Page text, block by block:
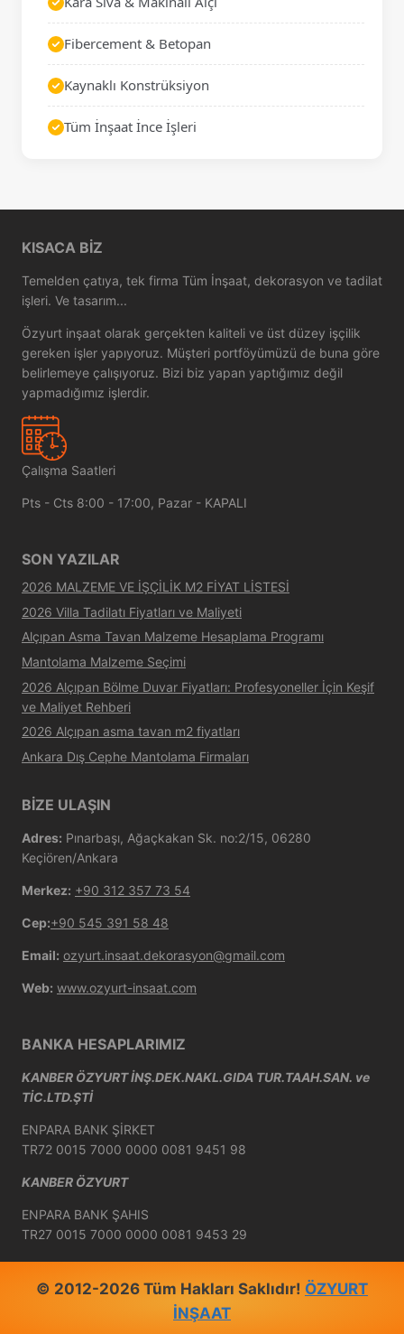
Fibercement & Betopan
Kaynaklı Konstrüksiyon
Tüm İnşaat İnce İşleri
KISACA BIZ
Temelden çatıya, tek firma Tüm İnşaat, dekorasyon ve tadilat
işleri. Ve tasarım...
Özyurt inşaat olarak gerçekten kaliteli ve üst düzey işçilik
gereken işler yapıyoruz. Müşteri portföyümüzü de buna göre
belirlemeye çalışıyoruz. Bizi biz yapan yaptığımız değil
yapmadığımız işlerdir.
Çalışma Saatleri
Pts - Cts 8:00 - 17:00, Pazar - KAPALI
SON YAZILAR
2026 MALZEME VE İŞÇİLİK M2 FİYAT LİSTESİ
2026 Villa Tadilatı Fiyatları ve Maliyeti
Alçıpan Asma Tavan Malzeme Hesaplama Programı
Mantolama Malzeme Seçimi
2026 Alçıpan Bölme Duvar Fiyatları: Profesyoneller İçin Keşif
ve Maliyet Rehberi
2026 Alçıpan asma tavan m2 fiyatları
Ankara Dış Cephe Mantolama Firmaları
BİZE ULAŞIN
Adres: Pınarbaşı, Ağaçkakan Sk. no:2/15, 06280
Keçiören/Ankara
Merkez: +90 312 357 73 54
Cep:+90 545 391 58 48
Email: ozyurt.insaat.dekorasyon@gmail.com
Web: www.ozyurt-insaat.com
BANKA HESAPLARIMIZ
KANBER ÖZYURT İNŞ.DEK.NAKL.GIDA TUR.TAAH.SAN. ve
TİC.LTD.ŞTİ
ENPARA BANK ŞİRKET
TR72 0015 7000 0000 0081 9451 98
KANBER ÖZYURT
ENPARA BANK ŞAHIS
TR27 0015 7000 0000 0081 9453 29
© 2012-2026 Tüm Hakları Saklıdır! ÖZYURT
İNŞAAT